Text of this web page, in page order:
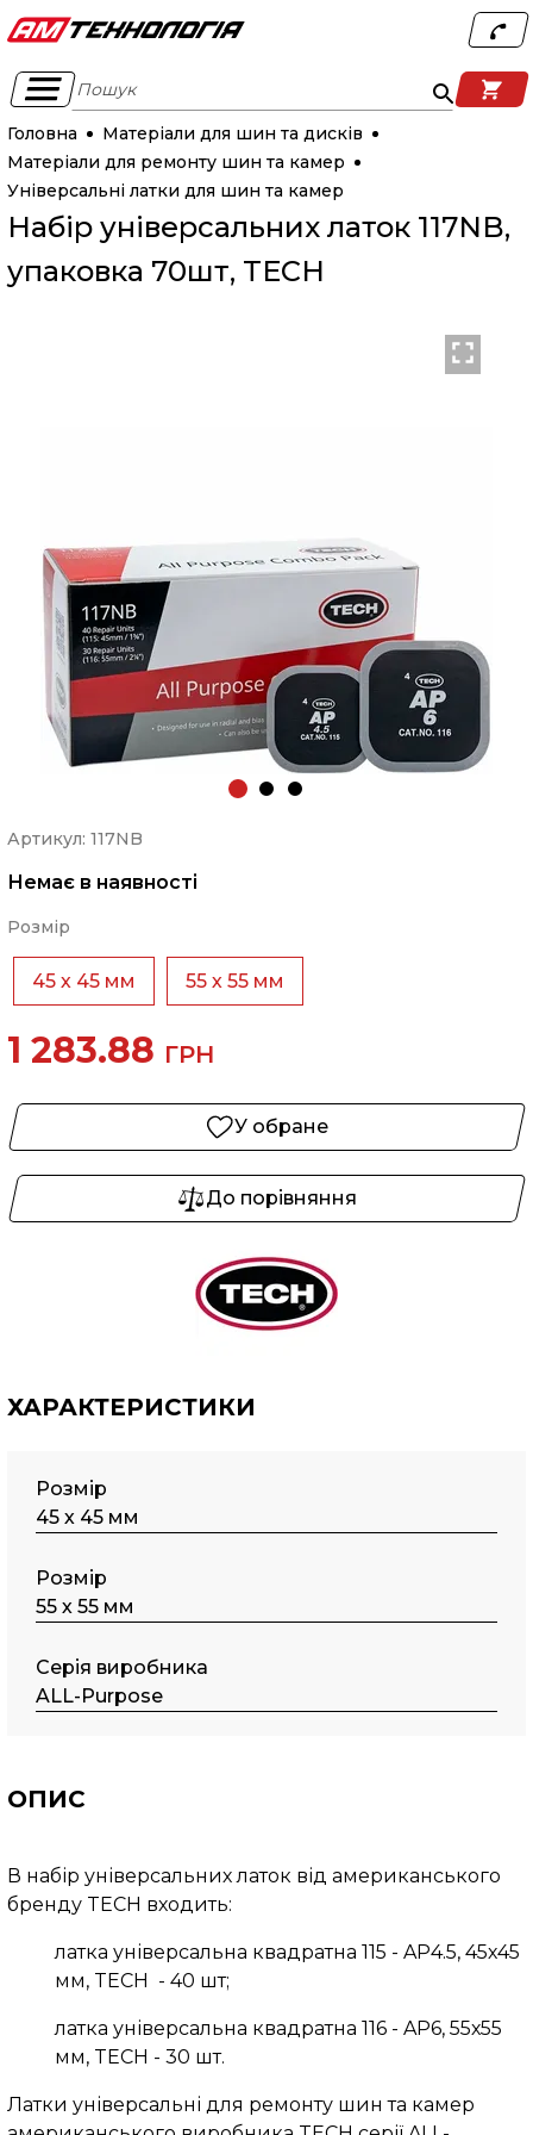
Пошук
Головна
Матеріали для шин та дисків
Матеріали для ремонту шин та камер
Універсальні латки для шин та камер
Набір універсальних латок 117NB,
упаковка 70шт, TECH
Артикул: 117NB
Немає в наявності
Розмір
45 х 45 мм 55 х 55 мм
1 283.88 ГРН
У обране
До порівняння
ХАРАКТЕРИСТИКИ
Розмір
45 х 45 мм
Розмір
55 х 55 мм
Серія виробника
ALL-Purpose
ОПИС
В набір універсальних латок від американського
бренду TECH входить:
латка універсальна квадратна 115 - AP4.5, 45х45
мм, TECH - 40 шт;
латка універсальна квадратна 116 - AP6, 55х55
мм, TECH - 30 шт.
Латки універсальні для ремонту шин та камер